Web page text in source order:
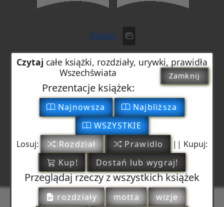
Książki
Czytaj całe książki, rozdziały, urywki, prawidła
Wszechświata
Zamknij
Prezentacje książek:
Najnowsza
Najbliższa
WSZYSTKIE
Losuj:
Rozdział Prawidlo
|| Kupuj:
Kup!
Dostań lub wygraj!
Przeglądaj rzeczy z wszystkich książek
rozdziały motta
wizje